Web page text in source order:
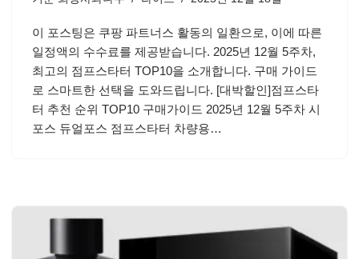
이 포스팅은 쿠팡 파트너스 활동의 일환으로, 이에 따른
일정액의 수수료를 제공받습니다. 2025년 12월 5주차,
최고의 점프스타터 TOP10을 소개합니다. 구매 가이드
로 스마트한 선택을 도와드립니다. [대박할인]점프스타
터 추천 순위 TOP10 구매가이드 2025년 12월 5주차 시
포스 듀얼포스 점프스타터 차량용…